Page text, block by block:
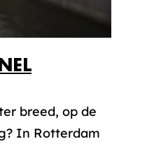
breed, op de
In Rotterdam